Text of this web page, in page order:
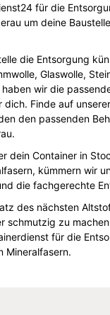
für die
um deine
die Entsorgung
Glaswolle,
wir die
dich. Finde auf
den passenden
dein Container in
kümmern wir
die fachgerechte
des nächsten
schmutzig zu
für die
Mineralfasern.